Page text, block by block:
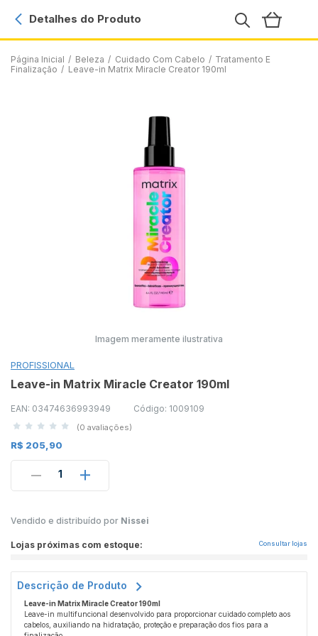
Página Inicial / Beleza / Cuidado Com Cabelo / Tratamento E
Finalização / Leave-in Matrix Miracle Creator 190ml
Detalhes do Produto
Imagem meramente ilustrativa
PROFISSIONAL
Leave-in Matrix Miracle Creator 190ml
EAN: 03474636993949 Código: 1009109
(0 avaliações)
R$ 205,90
1
Vendido e distribuído por Nissei
Lojas próximas com estoque: Consultar lojas
Descrição de Produto
Leave-in Matrix Miracle Creator 190ml
Leave-in multifuncional desenvolvido para proporcionar cuidado completo aos
cabelos, auxiliando na hidratação, proteção e preparação dos fios para a